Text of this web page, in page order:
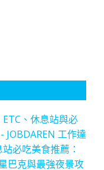
、休息站與必
JOBDAREN 工作達
必吃美食推薦：
巴克與最強夜景攻